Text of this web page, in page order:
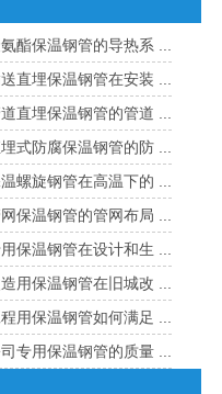
酯保温钢管的导热系 ...
直埋保温钢管在安装 ...
直埋保温钢管的管道 ...
式防腐保温钢管的防 ...
螺旋钢管在高温下的 ...
保温钢管的管网布局 ...
保温钢管在设计和生 ...
用保温钢管在旧城改 ...
用保温钢管如何满足 ...
专用保温钢管的质量 ...